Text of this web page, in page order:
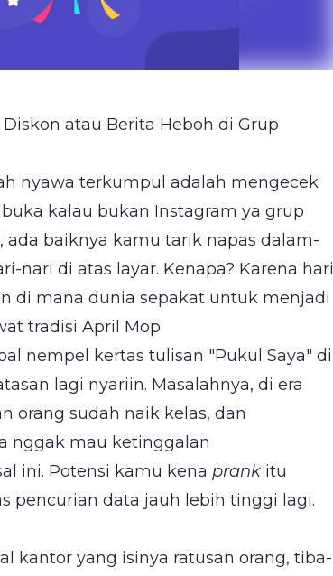
atau Berita Heboh di Grup
nyawa terkumpul adalah mengecek
kalau bukan Instagram ya grup
ada baiknya kamu tarik napas dalam-
di atas layar. Kenapa? Karena hari
di mana dunia sepakat untuk menjadi
tradisi April Mop.
nempel kertas tulisan "Pukul Saya" di
lagi nyariin. Masalahnya, di era
orang sudah naik kelas, dan
nggak mau ketinggalan
ini. Potensi kamu kena prank itu
pencurian data jauh lebih tinggi lagi.
kantor yang isinya ratusan orang, tiba-